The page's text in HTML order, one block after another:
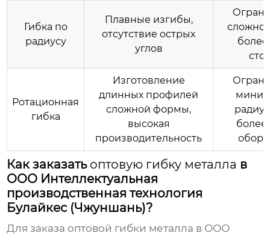
Гибка по
радиусу
Плавные изгибы,
отсутствие острых
углов
Ротационная
гибка
Изготовление
длинных профилей
сложной формы,
высокая
производительность
более
Как заказать оптовую гибку металла в
ООО Интеллектуальная
производственная технология
Булайкес (Чжуншань)?
Для заказа оптовой гибки металла в ООО